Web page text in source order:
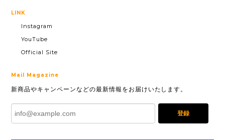
LINK
Instagram
YouTube
Official Site
Mail Magazine
新商品やキャンペーンなどの最新情報をお届けいたします。
登録